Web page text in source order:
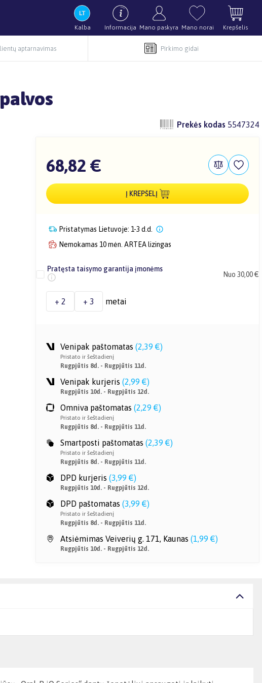
Kalba Informacija Mano paskyra Mano norai Krepšelis
aptarnavimas Pirkimo gidai
Prekės kodas 5547324
68,82 €
Į KREPŠELĮ
Pristatymas Lietuvoje: 1-3 d.d.
Nemokamas 10 mėn. ARTEA lizingas
Pratęsta taisymo garantija įmonėms
Nuo 30,00 €
+ 2 + 3 metai
Venipak paštomatas (2,39 €)
Pristato ir šeštadienį
Rugpjūtis 8d. - Rugpjūtis 11d.
Venipak kurjeris (2,99 €)
Rugpjūtis 10d. - Rugpjūtis 12d.
Omniva paštomatas (2,29 €)
Pristato ir šeštadienį
Rugpjūtis 8d. - Rugpjūtis 11d.
Smartposti paštomatas (2,39 €)
Pristato ir šeštadienį
Rugpjūtis 8d. - Rugpjūtis 11d.
DPD kurjeris (3,99 €)
Rugpjūtis 10d. - Rugpjūtis 12d.
DPD paštomatas (3,99 €)
Pristato ir šeštadienį
Rugpjūtis 8d. - Rugpjūtis 11d.
Atsiėmimas Veiverių g. 171, Kaunas (1,99 €)
Rugpjūtis 10d. - Rugpjūtis 12d.